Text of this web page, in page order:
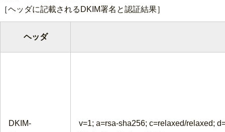
［ヘッダに記載されるDKIM署名と認証結果］
ヘッダ
DKIM-
v=1; a=rsa-sha256; c=relaxed/relaxed;